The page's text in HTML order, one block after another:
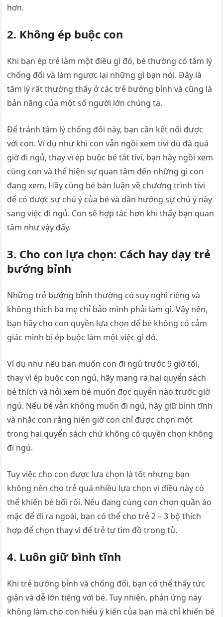
hơn.
2. Không ép buộc con
Khi bạn ép trẻ làm một điều gì đó, bé thường có tâm lý
chống đối và làm ngược lại những gì bạn nói. Đây là
tâm lý rất thường thấy ở các trẻ bướng bỉnh và cũng là
bản năng của một số người lớn chúng ta.
Để tránh tâm lý chống đối này, bạn cần kết nối được
với con. Ví dụ như khi con vẫn ngồi xem tivi dù đã quá
giờ đi ngủ, thay vì ép buộc bé tắt tivi, bạn hãy ngồi xem
cùng con và thể hiện sự quan tâm đến những gì con
đang xem. Hãy cùng bé bàn luận về chương trình tivi
để có được sự chú ý của bé và dần hướng sự chú ý này
sang việc đi ngủ. Con sẽ hợp tác hơn khi thấy bạn quan
tâm như vậy đấy.
3. Cho con lựa chọn: Cách hay dạy trẻ
bướng bỉnh
Những trẻ bướng bỉnh thường có suy nghĩ riêng và
không thích ba mẹ chỉ bảo mình phải làm gì. Vậy nên,
bạn hãy cho con quyền lựa chọn để bé không có cảm
giác mình bị ép buộc làm một việc gì đó.
Ví dụ như nếu bạn muốn con đi ngủ trước 9 giờ tối,
thay vì ép buộc con ngủ, hãy mang ra hai quyển sách
bé thích và hỏi xem bé muốn đọc quyển nào trước giờ
ngủ. Nếu bé vẫn không muốn đi ngủ, hãy giữ bình tĩnh
và nhắc con rằng hiện giờ con chỉ được chọn một
trong hai quyển sách chứ không có quyền chọn không
đi ngủ.
Tuy việc cho con được lựa chọn là tốt nhưng bạn
không nên cho trẻ quá nhiều lựa chọn vì điều này có
thể khiến bé bối rối. Nếu đang cùng con chọn quần áo
mặc để đi ra ngoài, bạn có thể cho trẻ 2 – 3 bộ thích
hợp để chọn thay vì để trẻ tự tìm đồ trong tủ.
4. Luôn giữ bình tĩnh
Khi trẻ bướng bỉnh và chống đối, bạn có thể thấy tức
giận và dễ lớn tiếng với bé. Tuy nhiên, phản ứng này
không làm cho con hiểu ý kiến của bạn mà chỉ khiến bé